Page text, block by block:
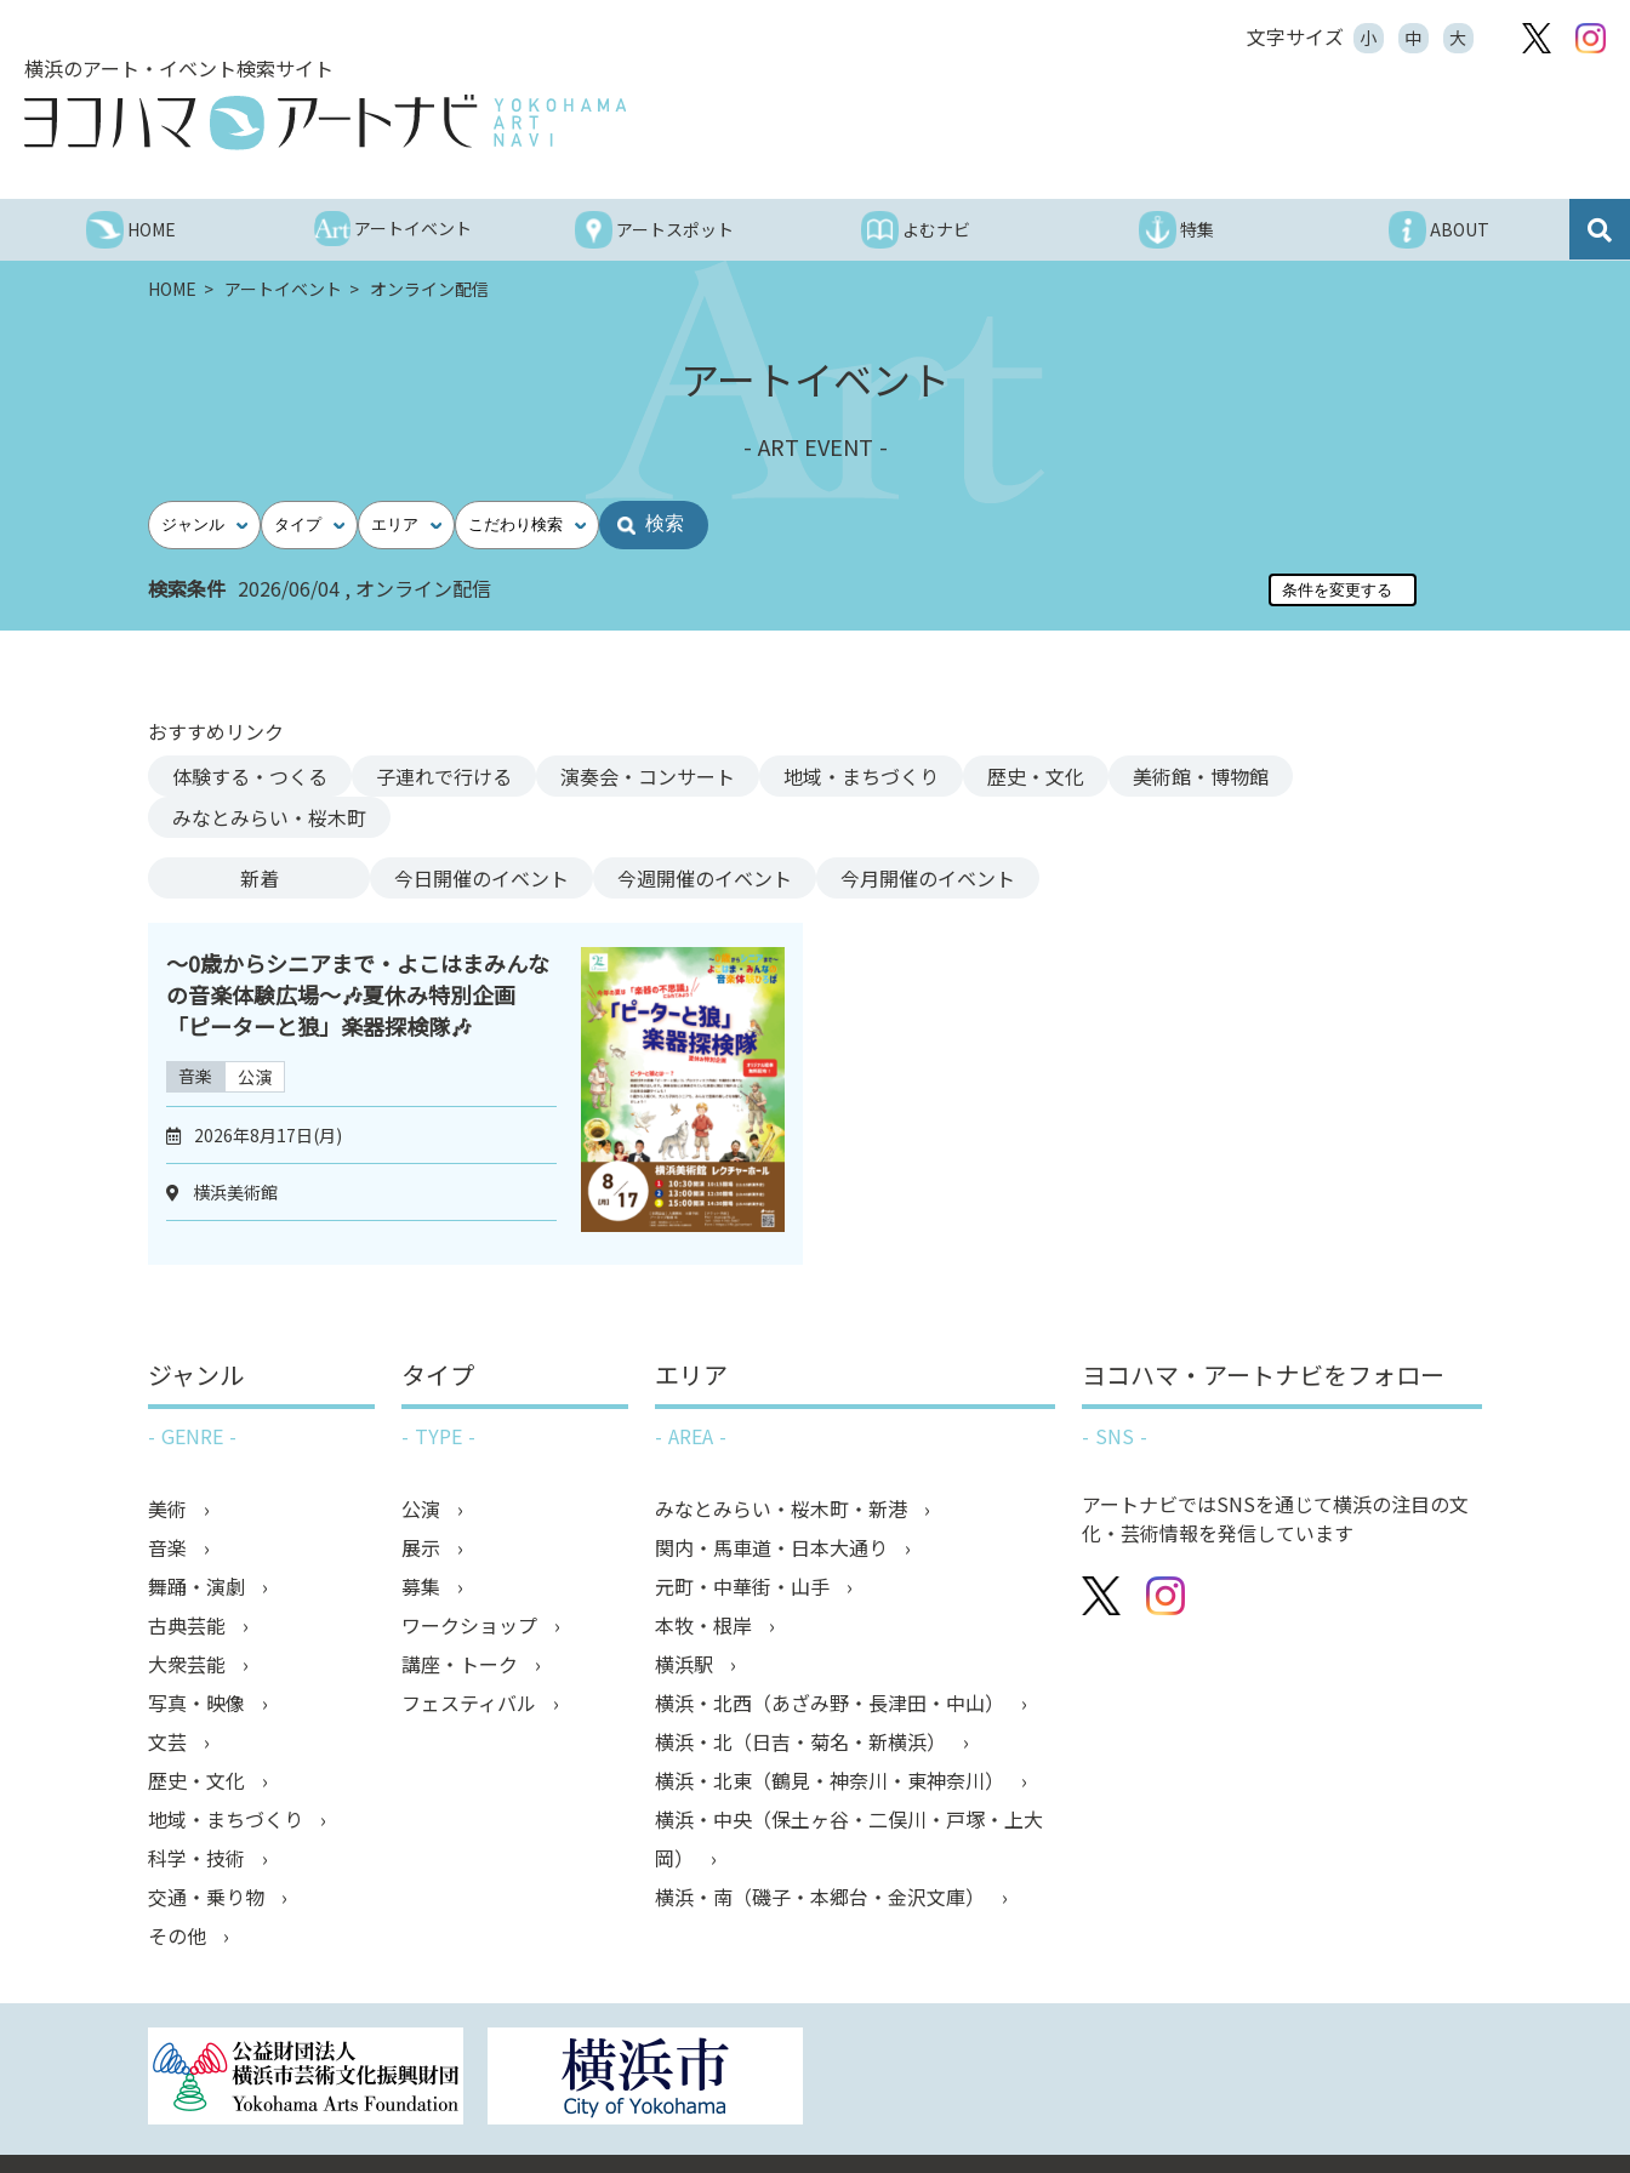
へ
文字サイズ 小 中 大
横浜のアート・イベント検索サイト
HOME アートイベント アートスポット よむナビ 特集 ABOUT
HOME アートイベント オンライン配信
アートイベント
ART EVENT
ジャンル タイプ エリア こだわり検索
検索条件 2026/06/04 オンライン配信
おすすめリンク
体験する・つくる
子連れで行ける 演奏会・コンサート 地域・まちづくり 歴史・文化
美術館・博物館
みなとみらい・桜木町
新着 今日開催のイベント 今週開催のイベント 今月開催のイベント
〜0歳からシニアまで・よこはまみんな
の音楽体験広場〜🎶夏休み特別企画
「ピーターと狼」楽器探検隊🎶
音楽 公演
2026年8月17日(月)
横浜美術館
ジャンル
GENRE
美術
音楽
舞踊・演劇
古典芸能
大衆芸能
写真・映像
文芸
歴史・文化
地域・まちづくり
科学・技術
交通・乗り物
その他
タイプ
TYPE
公演
展示
募集
ワークショップ
講座・トーク
フェスティバル
エリア
AREA
みなとみらい・桜木町・新港
関内・馬車道・日本大通り
元町・中華街・山手
本牧・根岸
横浜駅
横浜・北西（あざみ野・長津田・中山）
横浜・北（日吉・菊名・新横浜）
横浜・北東（鶴見・神奈川・東神奈川）
横浜・中央（保土ヶ谷・二俣川・戸塚・上大
岡）
横浜・南（磯子・本郷台・金沢文庫）
ヨコハマ・アートナビをフォロー
SNS
アートナビではSNSを通じて横浜の注目の文
化・芸術情報を発信しています